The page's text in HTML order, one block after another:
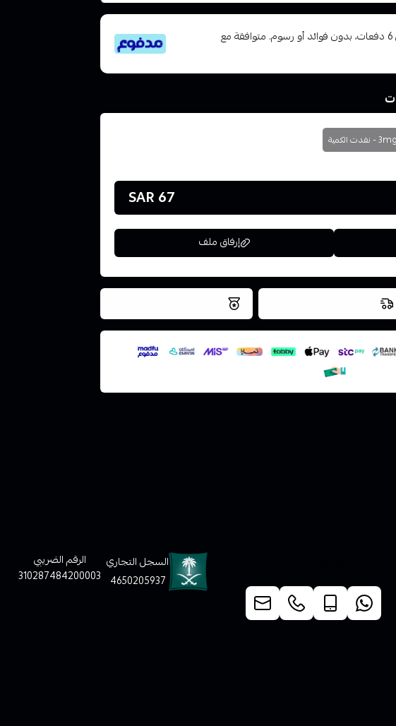
قسم دفعاتك بطريقة ميسرة إلى 4 وحتى 6 دفعات، بدون فوائد أو رسوم. متوافقة مع
3mg - نفدت الكمية
67 SAR
إرفاق ملف
اسحب و افلت الملف هنا
استعراض
نتميز بلجودة والتخزين الامن
السجل التجاري
4650205937
الرقم الضريبي
310287484200003